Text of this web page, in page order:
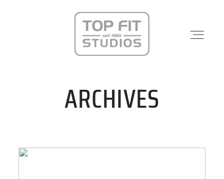
STANDORTE
ARCHIVES